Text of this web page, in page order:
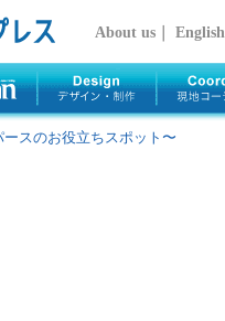
About us｜ English
ースのお役立ちスポット〜